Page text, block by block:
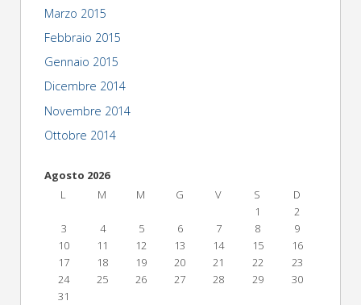
Marzo 2015
Febbraio 2015
Gennaio 2015
Dicembre 2014
Novembre 2014
Ottobre 2014
Agosto 2026
L
M M G V S
D
1
2
3
4 5 6 7 8
9
10
11 12 13 14 15
16
17
18 19 20 21 22
23
24
25 26 27 28 29
30
31